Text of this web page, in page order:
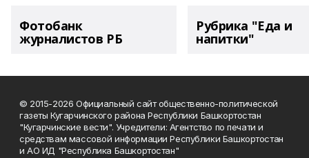
Фотобанк
журналистов РБ
Рубрика "Еда и
напитки"
© 2015-2026 Официальный сайт общественно-политической
газеты Кугарчинского района Республики Башкортостан
"Кугарчинские вести". Учредители: Агентство по печати и
средствам массовой информации Республики Башкортостан
и АО ИД "Республика Башкортостан"